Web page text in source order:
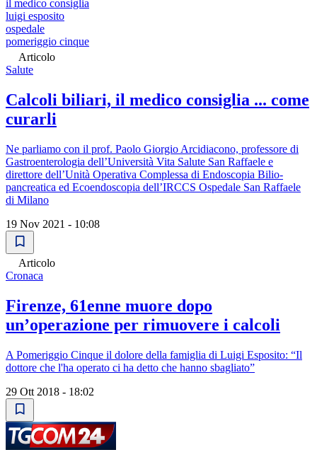
il medico consiglia
luigi esposito
ospedale
pomeriggio cinque
Articolo
Salute
Calcoli biliari, il medico consiglia ... come
curarli
Ne parliamo con il prof. Paolo Giorgio Arcidiacono, professore di
Gastroenterologia dell’Università Vita Salute San Raffaele e
direttore dell’Unità Operativa Complessa di Endoscopia Bilio-
pancreatica ed Ecoendoscopia dell’IRCCS Ospedale San Raffaele
di Milano
19 Nov 2021 - 10:08
Articolo
Cronaca
Firenze, 61enne muore dopo
un’operazione per rimuovere i calcoli
A Pomeriggio Cinque il dolore della famiglia di Luigi Esposito: “Il
dottore che l'ha operato ci ha detto che hanno sbagliato”
29 Ott 2018 - 18:02